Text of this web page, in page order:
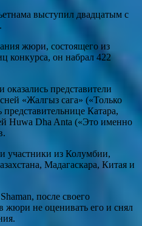
выступил двадцатым с
жюри, состоящего из
конкурса, он набрал 422
представители
«Жалгыз сага» («Только
представительнице Катара,
Huwa Dha Anta («Это именно
участники из Колумбии,
Мадагаскара, Китая и
после своего
жюри не оценивать его и снял